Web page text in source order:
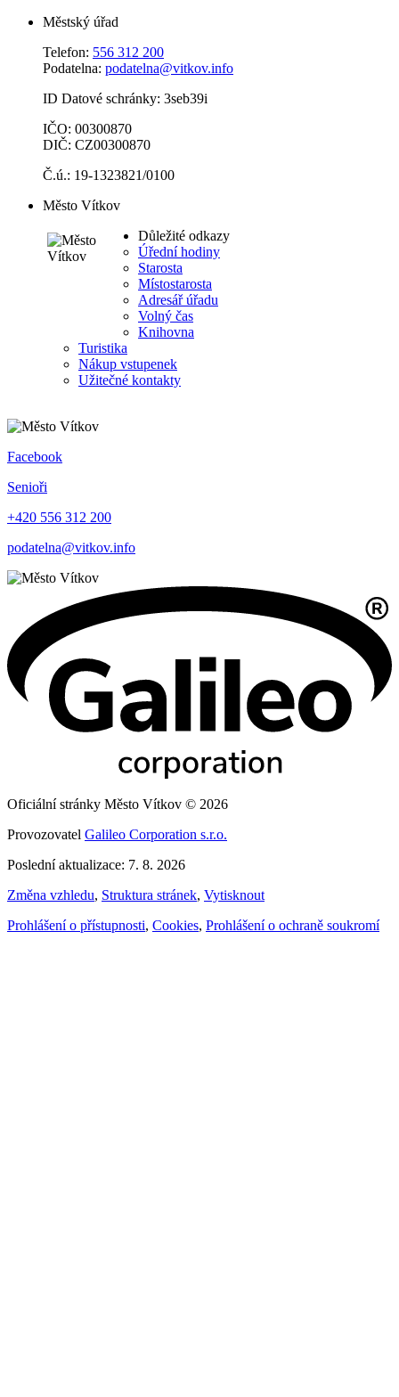
Městský úřad
Telefon: 556 312 200
Podatelna: podatelna@vitkov.info
ID Datové schránky: 3seb39i
IČO: 00300870
DIČ: CZ00300870
Č.ú.: 19-1323821/0100
Město Vítkov
Důležité odkazy
Úřední hodiny
Starosta
Místostarosta
Adresář úřadu
Volný čas
Knihovna
Turistika
Nákup vstupenek
Užitečné kontakty
Facebook
Senioři
+420 556 312 200
podatelna@vitkov.info
Oficiální stránky Město Vítkov © 2026
Provozovatel Galileo Corporation s.r.o.
Poslední aktualizace: 7. 8. 2026
Změna vzhledu, Struktura stránek, Vytisknout
Prohlášení o přístupnosti, Cookies, Prohlášení o ochraně soukromí